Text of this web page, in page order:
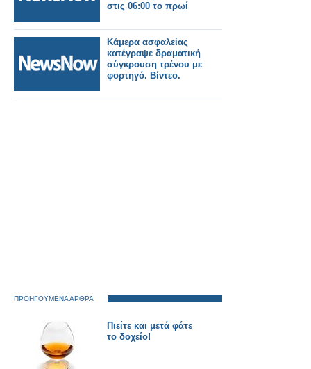
στις 06:00 το πρωί
Κάμερα ασφαλείας
κατέγραψε δραματική
σύγκρουση τρένου με
φορτηγό. Βίντεο.
ΠΡΟΗΓΟΥΜΕΝΑ ΑΡΘΡΑ
Πιείτε και μετά φάτε
το δοχείο!